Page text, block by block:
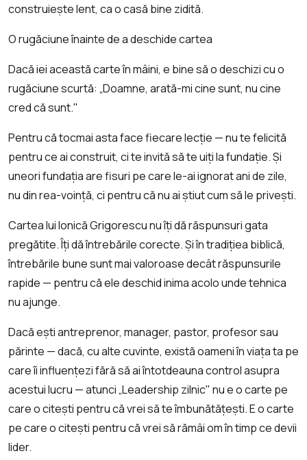
construiește lent, ca o casă bine zidită.
O rugăciune înainte de a deschide cartea
Dacă iei această carte în mâini, e bine să o deschizi cu o
rugăciune scurtă: „Doamne, arată-mi cine sunt, nu cine
cred că sunt."
Pentru că tocmai asta face fiecare lecție — nu te felicită
pentru ce ai construit, ci te invită să te uiți la fundație. Și
uneori fundația are fisuri pe care le-ai ignorat ani de zile,
nu din rea-voință, ci pentru că nu ai știut cum să le privești.
Cartea lui Ionică Grigorescu nu îți dă răspunsuri gata
pregătite. Îți dă întrebările corecte. Și în tradițiea biblică,
întrebările bune sunt mai valoroase decât răspunsurile
rapide — pentru că ele deschid inima acolo unde tehnica
nu ajunge.
Dacă ești antreprenor, manager, pastor, profesor sau
părinte — dacă, cu alte cuvinte, există oameni în viața ta pe
care îi influențezi fără să ai întotdeauna control asupra
acestui lucru — atunci „Leadership zilnic" nu e o carte pe
care o citești pentru că vrei să te îmbunătățești. E o carte
pe care o citești pentru că vrei să rămâi om în timp ce devii
lider.